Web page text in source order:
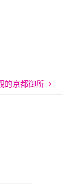
的京都御所